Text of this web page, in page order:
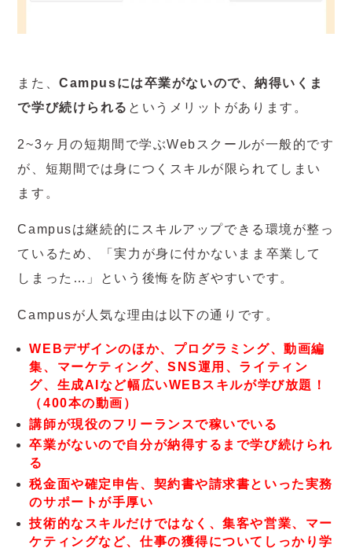
また、Campusには卒業がないので、納得いくま
で学び続けられる というメリットがあります。
2~3ヶ月の短期間で学ぶWebスクールが一般的です
が、短期間では身につくスキルが限られてしまい
ます。
Campusは継続的にスキルアップできる環境が整っ
ているため、「実力が身に付かないまま卒業して
しまった…」という後悔を防ぎやすいです。
Campusが人気な理由は以下の通りです。
WEBデザインのほか、プログラミング、動画編
集、マーケティング、SNS運用、ライティン
グ、生成AIなど幅広いWEBスキルが学び放題！
（400本の動画）
講師が現役のフリーランスで稼いでいる
卒業がないので自分が納得するまで学び続けられ
る
税金面や確定申告、契約書や請求書といった実務
のサポートが手厚い
技術的なスキルだけではなく、集客や営業、マー
ケティングなど、仕事の獲得についてしっかり学